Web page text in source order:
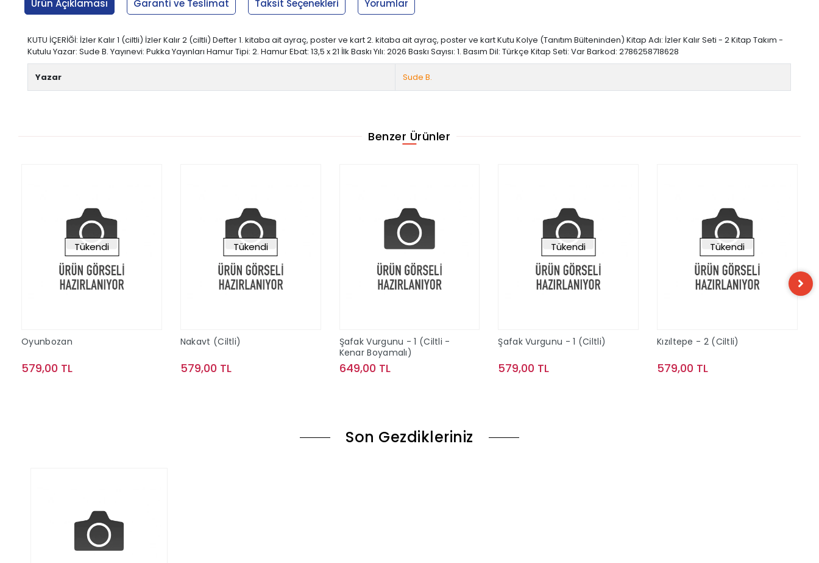
Ürün Açıklaması Garanti ve Teslimat Taksit Seçenekleri Yorumlar
KUTU İÇERİĞİ: İzler Kalır 1 (ciltli) İzler Kalır 2 (ciltli) Defter 1. kitaba ait ayraç, poster ve kart 2. kitaba ait ayraç, poster ve kart Kutu Kolye (Tanıtım Bülteninden) Kitap Adı: İzler Kalır Seti - 2 Kitap Takım -
Kutulu Yazar: Sude B. Yayınevi: Pukka Yayınları Hamur Tipi: 2. Hamur Ebat: 13,5 x 21 İlk Baskı Yılı: 2026 Baskı Sayısı: 1. Basım Dil: Türkçe Kitap Seti: Var Barkod: 2786258718628
Yazar Sude B.
Benzer Ürünler
Tükendi
Oyunbozan
579,00 TL
Tükendi
Nakavt (Ciltli)
579,00 TL
Şafak Vurgunu - 1 (Ciltli -
Kenar Boyamalı)
649,00 TL
Tükendi
Şafak Vurgunu - 1 (Ciltli)
579,00 TL
Tükendi
Kızıltepe - 2 (Ciltli)
579,00 TL
Son Gezdikleriniz